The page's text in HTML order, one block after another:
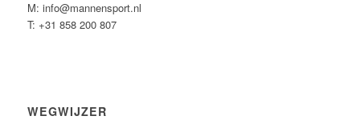
M: info@mannensport.nl
T: +31 858 200 807
WEGWIJZER